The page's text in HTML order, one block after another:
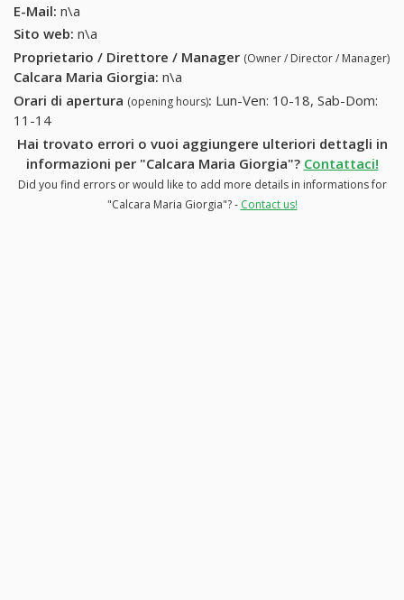
E-Mail: n\a
Sito web: n\a
Proprietario / Direttore / Manager (Owner / Director / Manager)
Calcara Maria Giorgia: n\a
Orari di apertura (opening hours): Lun-Ven: 10-18, Sab-Dom:
11-14
Hai trovato errori o vuoi aggiungere ulteriori dettagli in
informazioni per "Calcara Maria Giorgia"? Contattaci!
Did you find errors or would like to add more details in informations for
"Calcara Maria Giorgia"? - Contact us!